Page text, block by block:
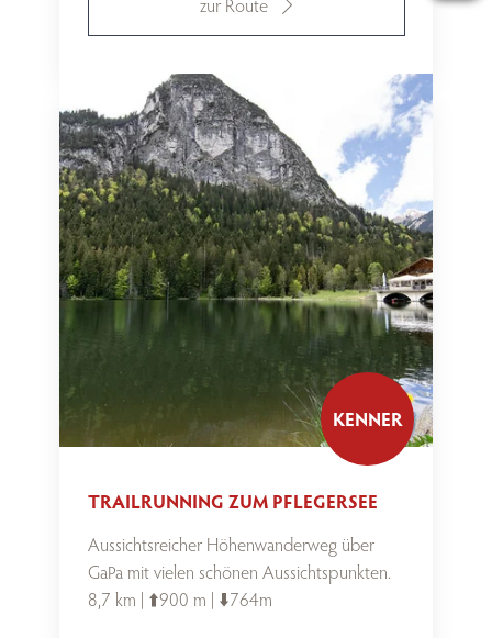
KENNER
TRAILRUNNING ZUM PFLEGERSEE
Aussichtsreicher Höhenwanderweg über
GaPa mit vielen schönen Aussichtspunkten.
8,7 km | ⬆️900 m | ⬇️764m